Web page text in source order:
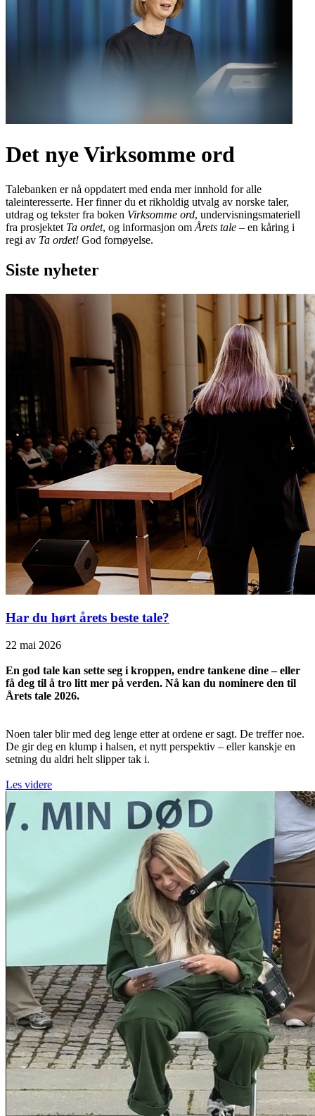
Det nye Virksomme ord
Talebanken er nå oppdatert med enda mer innhold for alle
taleinteresserte. Her finner du et rikholdig utvalg av norske taler,
utdrag og tekster fra boken Virksomme ord, undervisningsmateriell
fra prosjektet Ta ordet, og informasjon om Årets tale – en kåring i
regi av Ta ordet! God fornøyelse.
Siste nyheter
Har du hørt årets beste tale?
22 mai 2026
En god tale kan sette seg i kroppen, endre tankene dine – eller
få deg til å tro litt mer på verden. Nå kan du nominere den til
Årets tale 2026.
Noen taler blir med deg lenge etter at ordene er sagt. De treffer noe.
De gir deg en klump i halsen, et nytt perspektiv – eller kanskje en
setning du aldri helt slipper tak i.
Les videre